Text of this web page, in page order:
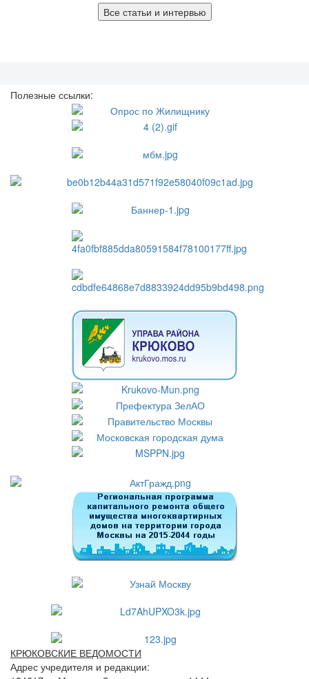
Все статьи и интервью
Полезные ссылки:
КРЮКОВСКИЕ ВЕДОМОСТИ
Адрес учредителя и редакции: